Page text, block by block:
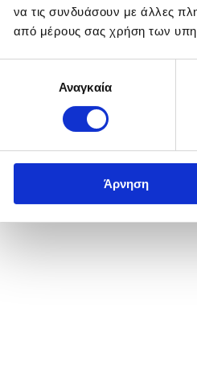
να τις συνδυάσουν με άλλες
από μέρους σας χρήση των
συγκατάθεσηςΑναγκαία
Άρνηση